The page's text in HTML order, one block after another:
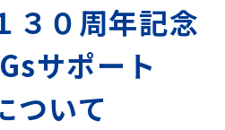
３０周年記念
サポート
ついて